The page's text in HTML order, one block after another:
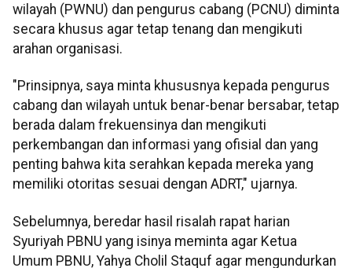
wilayah (PWNU) dan pengurus cabang (PCNU) diminta
secara khusus agar tetap tenang dan mengikuti
arahan organisasi.
"Prinsipnya, saya minta khususnya kepada pengurus
cabang dan wilayah untuk benar-benar bersabar, tetap
berada dalam frekuensinya dan mengikuti
perkembangan dan informasi yang ofisial dan yang
penting bahwa kita serahkan kepada mereka yang
memiliki otoritas sesuai dengan ADRT," ujarnya.
Sebelumnya, beredar hasil risalah rapat harian
Syuriyah PBNU yang isinya meminta agar Ketua
Umum PBNU, Yahya Cholil Staquf agar mengundurkan